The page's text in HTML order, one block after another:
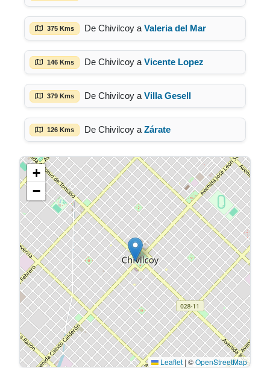
375 Kms De Chivilcoy a Valeria del Mar
146 Kms De Chivilcoy a Vicente Lopez
379 Kms De Chivilcoy a Villa Gesell
126 Kms De Chivilcoy a Zárate
+
−
Leaflet | ©OpenStreetMap